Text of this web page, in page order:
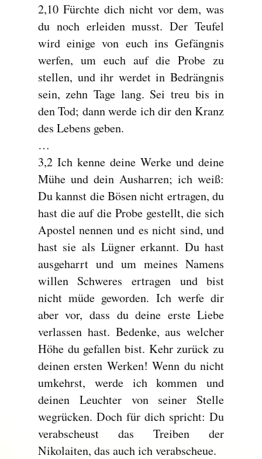
2,10 Fürchte dich nicht vor dem, was
du noch erleiden musst. Der Teufel
wird einige von euch ins Gefängnis
werfen, um euch auf die Probe zu
stellen, und ihr werdet in Bedrängnis
sein, zehn Tage lang. Sei treu bis in
den Tod; dann werde ich dir den Kranz
des Lebens geben.
…
3,2 Ich kenne deine Werke und deine
Mühe und dein Ausharren; ich weiß:
Du kannst die Bösen nicht ertragen, du
hast die auf die Probe gestellt, die sich
Apostel nennen und es nicht sind, und
hast sie als Lügner erkannt. Du hast
ausgeharrt und um meines Namens
willen Schweres ertragen und bist
nicht müde geworden. Ich werfe dir
aber vor, dass du deine erste Liebe
verlassen hast. Bedenke, aus welcher
Höhe du gefallen bist. Kehr zurück zu
deinen ersten Werken! Wenn du nicht
umkehrst, werde ich kommen und
deinen Leuchter von seiner Stelle
wegrücken. Doch für dich spricht: Du
verabscheust das Treiben der
Nikolaiten, das auch ich verabscheue.